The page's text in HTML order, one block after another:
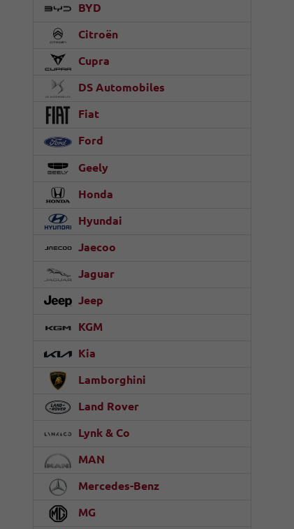
BYD
Citroën
Cupra
DS Automobiles
Fiat
Ford
Geely
Honda
Hyundai
Jaecoo
Jaguar
Jeep
KGM
Kia
Lamborghini
Land Rover
Lynk & Co
MAN
Mercedes-Benz
MG